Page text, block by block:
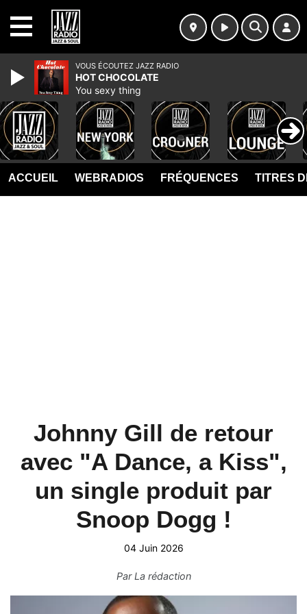
ACCUEIL WEBRADIOS FRÉQUENCES TITRES
Johnny Gill de retour
avec "A Dance, a Kiss",
un single produit par
Snoop Dogg !
04 Juin 2026
ParLa rédaction
VOUS ÉCOUTEZ JAZZ RADIO
HOT CHOCOLATE
You sexy thing